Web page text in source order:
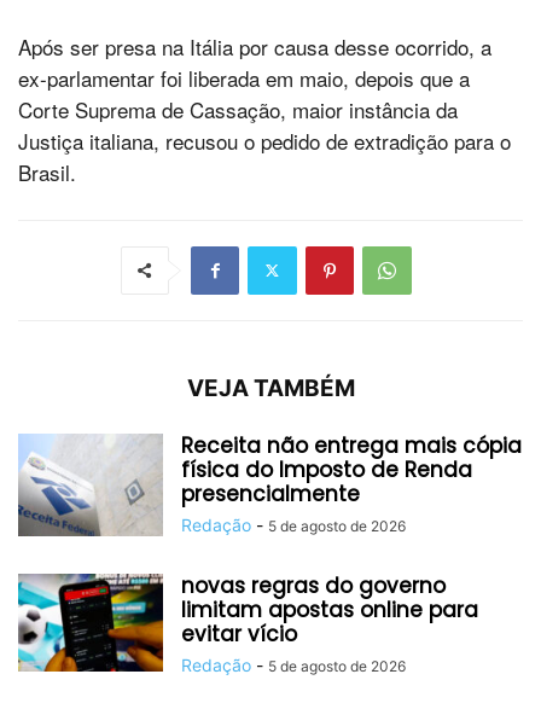
Após ser presa na Itália por causa desse ocorrido, a
ex-parlamentar foi liberada em maio, depois que a
Corte Suprema de Cassação, maior instância da
Justiça italiana, recusou o pedido de extradição para o
Brasil.
VEJA TAMBÉM
Receita não entrega mais cópia
física do Imposto de Renda
presencialmente
Redação - 5 de agosto de 2026
novas regras do governo
limitam apostas online para
evitar vício
Redação - 5 de agosto de 2026